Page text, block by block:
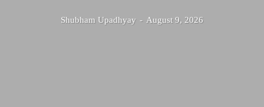
Shubham Upadhyay - August 9, 2026